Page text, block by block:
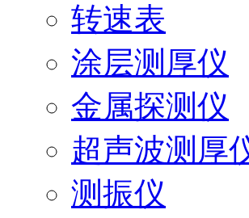
转速表
涂层测厚仪
金属探测仪
超声波测厚
测振仪